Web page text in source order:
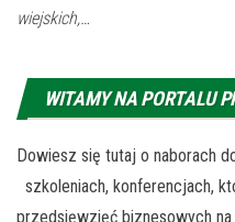
wiejskich,…
WITAMY NA PORTALU
Dowiesz się tutaj o naborach
szkoleniach, konferencjach,
przedsięwzięć biznesowych